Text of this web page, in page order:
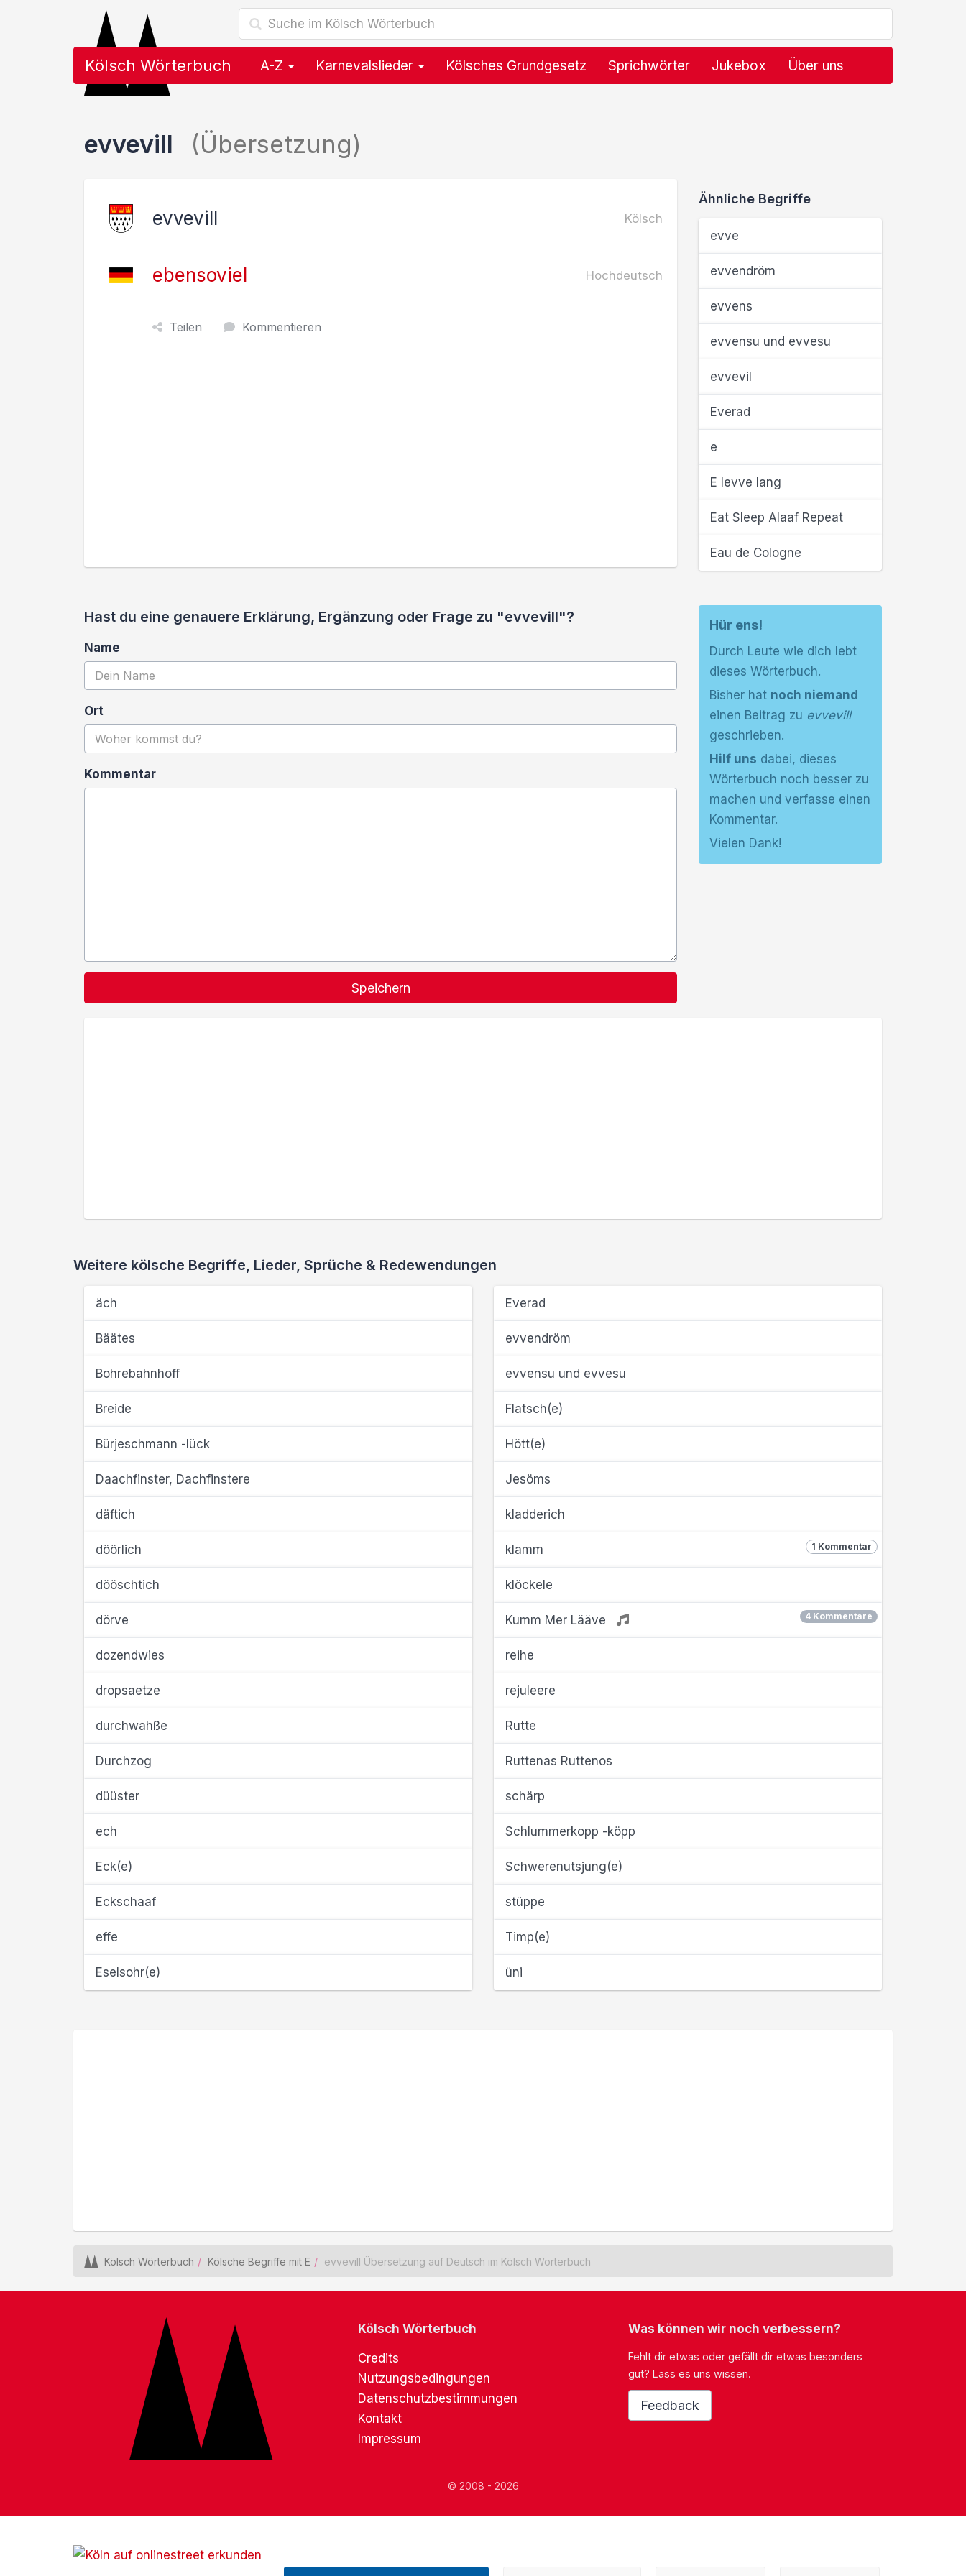
Kölsch Wörterbuch A-Z Karnevalslieder Kölsches Grundgesetz Sprichwörter Jukebox Über uns
evvevill (Übersetzung)
evvevill Kölsch
ebensoviel Hochdeutsch
Teilen Kommentieren
Ähnliche Begriffe
evve
evvendröm
evvens
evvensu und evvesu
evvevil
Everad
e
E levve lang
Eat Sleep Alaaf Repeat
Eau de Cologne
Hast du eine genauere Erklärung, Ergänzung oder Frage zu "evvevill"?
Name
Ort
Kommentar
Speichern
Hür ens!
Durch Leute wie dich lebt
dieses Wörterbuch.
Bisher hat noch niemand
einen Beitrag zu evvevill
geschrieben.
Hilf uns dabei, dieses
Wörterbuch noch besser zu
machen und verfasse einen
Kommentar.
Vielen Dank!
Weitere kölsche Begriffe, Lieder, Sprüche & Redewendungen
äch
Bäätes
Bohrebahnhoff
Breide
Bürjeschmann -lück
Daachfinster, Dachfinstere
däftich
döörlich
dööschtich
dörve
dozendwies
dropsaetze
durchwahße
Durchzog
düüster
ech
Eck(e)
Eckschaaf
effe
Eselsohr(e)
Everad
evvendröm
evvensu und evvesu
Flatsch(e)
Hött(e)
Jesöms
kladderich
1 Kommentar
klamm
klöckele
4 Kommentare
Kumm Mer Lääve
reihe
rejuleere
Rutte
Ruttenas Ruttenos
schärp
Schlummerkopp -köpp
Schwerenutsjung(e)
stüppe
Timp(e)
üni
Kölsch Wörterbuch Kölsche Begriffe mit E evvevill Übersetzung auf Deutsch im Kölsch Wörterbuch
Kölsch Wörterbuch
Credits
Nutzungsbedingungen
Datenschutzbestimmungen
Kontakt
Impressum
Was können wir noch verbessern?
Fehlt dir etwas oder gefällt dir etwas besonders
gut? Lass es uns wissen.
Feedback
© 2008 - 2026